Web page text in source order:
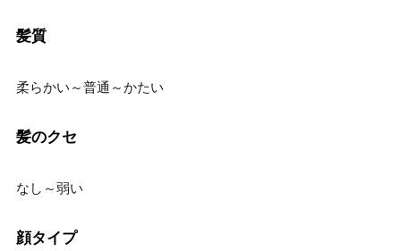
髪質
柔らかい～普通～かたい
髪のクセ
なし～弱い
顔タイプ